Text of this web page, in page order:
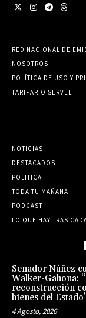
RED NACIONAL DE
NOSOTROS
POLÍTICA DE USO Y
TARIFARIO SERVEL
NOTICIAS
DESTACADOS
POLITICA
TODA TU MAÑANA
PODCAST
LO QUE HAY TRAS
Senador Núñez
Walker-Gahona:
reconstrucción
bienes del
4 Agosto, 2026